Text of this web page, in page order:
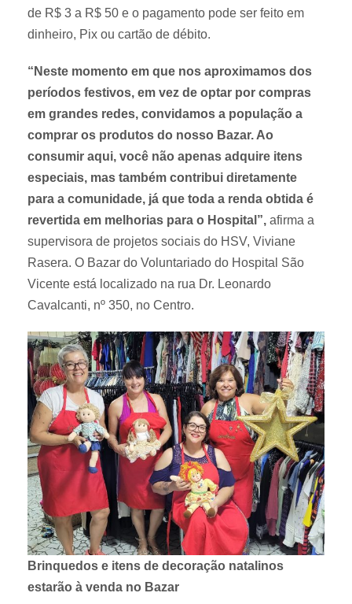
de R$ 3 a R$ 50 e o pagamento pode ser feito em
dinheiro, Pix ou cartão de débito.
“Neste momento em que nos aproximamos dos
períodos festivos, em vez de optar por compras
em grandes redes, convidamos a população a
comprar os produtos do nosso Bazar. Ao
consumir aqui, você não apenas adquire itens
especiais, mas também contribui diretamente
para a comunidade, já que toda a renda obtida é
revertida em melhorias para o Hospital”, afirma a
supervisora de projetos sociais do HSV, Viviane
Rasera. O Bazar do Voluntariado do Hospital São
Vicente está localizado na rua Dr. Leonardo
Cavalcanti, nº 350, no Centro.
Brinquedos e itens de decoração natalinos
estarão à venda no Bazar